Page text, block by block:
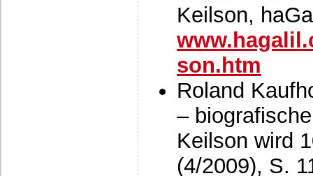
Keilson,
son.htm
Roland
–
Keilson wird
(4/2009), S.